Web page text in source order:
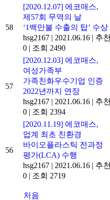
58
[2020.12.07] 에코매스,
제57회 무역의 날
‘1백만불 수출의 탑’ 수상
hsg2167 | 2021.06.16 | 추천
0 | 조회 2490
57
[2020.12.03] 에코매스,
여성가족부
가족친화우수기업 인증
2022년까지 연장
hsg2167 | 2021.06.16 | 추천
0 | 조회 2394
56
[2020.11.19] 에코매스,
업계 최초 친환경
바이오플라스틱 전과정
평가(LCA) 수행
hsg2167 | 2021.06.16 | 추천
0 | 조회 2719
처음